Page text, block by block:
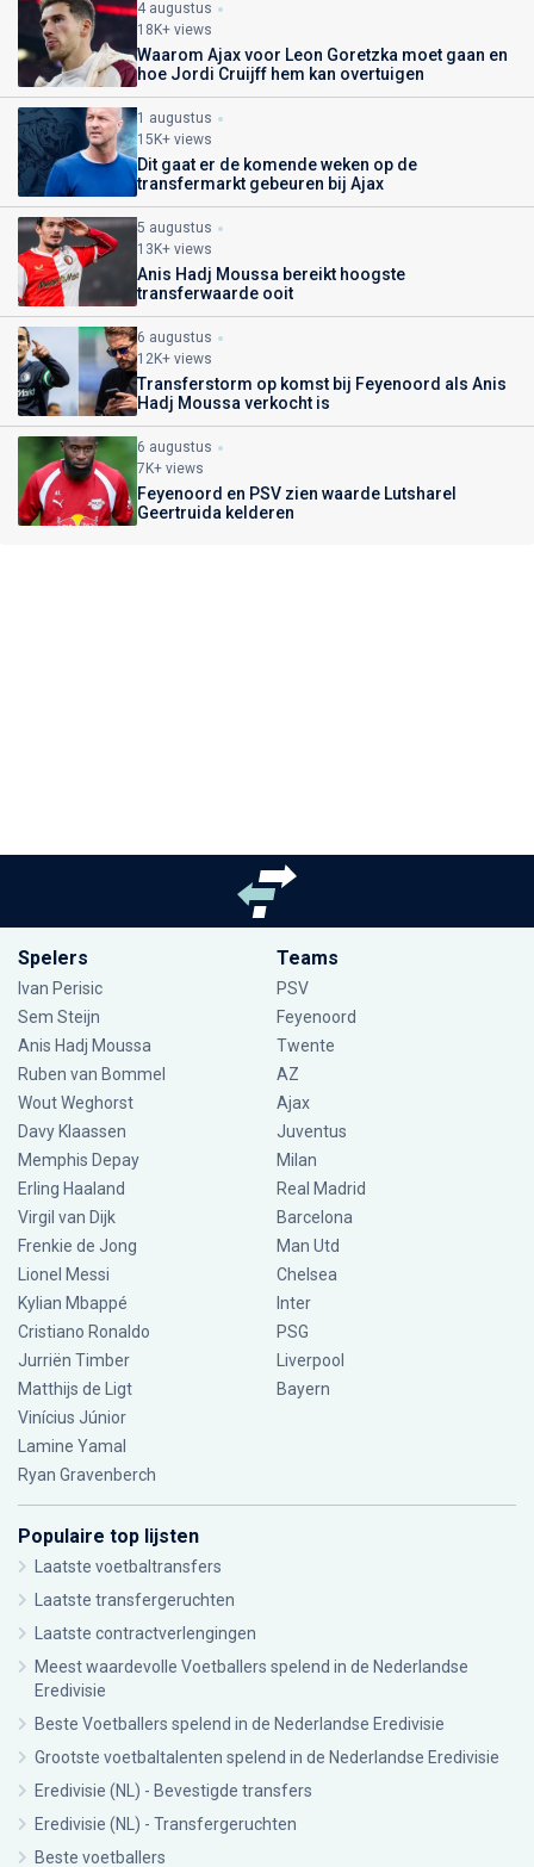
4 augustus
18K+ views
Waarom Ajax voor Leon Goretzka moet gaan en
hoe Jordi Cruijff hem kan overtuigen
1 augustus
15K+ views
Dit gaat er de komende weken op de
transfermarkt gebeuren bij Ajax
5 augustus
13K+ views
Anis Hadj Moussa bereikt hoogste
transferwaarde ooit
6 augustus
12K+ views
Transferstorm op komst bij Feyenoord als Anis
Hadj Moussa verkocht is
6 augustus
7K+ views
Feyenoord en PSV zien waarde Lutsharel
Geertruida kelderen
Spelers
Ivan Perisic
Sem Steijn
Anis Hadj Moussa
Ruben van Bommel
Wout Weghorst
Davy Klaassen
Memphis Depay
Erling Haaland
Virgil van Dijk
Frenkie de Jong
Lionel Messi
Kylian Mbappé
Cristiano Ronaldo
Jurriën Timber
Matthijs de Ligt
Vinícius Júnior
Lamine Yamal
Ryan Gravenberch
Teams
PSV
Feyenoord
Twente
AZ
Ajax
Juventus
Milan
Real Madrid
Barcelona
Man Utd
Chelsea
Inter
PSG
Liverpool
Bayern
Populaire top lijsten
Laatste voetbaltransfers
Laatste transfergeruchten
Laatste contractverlengingen
Meest waardevolle Voetballers spelend in de Nederlandse
Eredivisie
Beste Voetballers spelend in de Nederlandse Eredivisie
Grootste voetbaltalenten spelend in de Nederlandse Eredivisie
Eredivisie (NL) - Bevestigde transfers
Eredivisie (NL) - Transfergeruchten
Beste voetballers